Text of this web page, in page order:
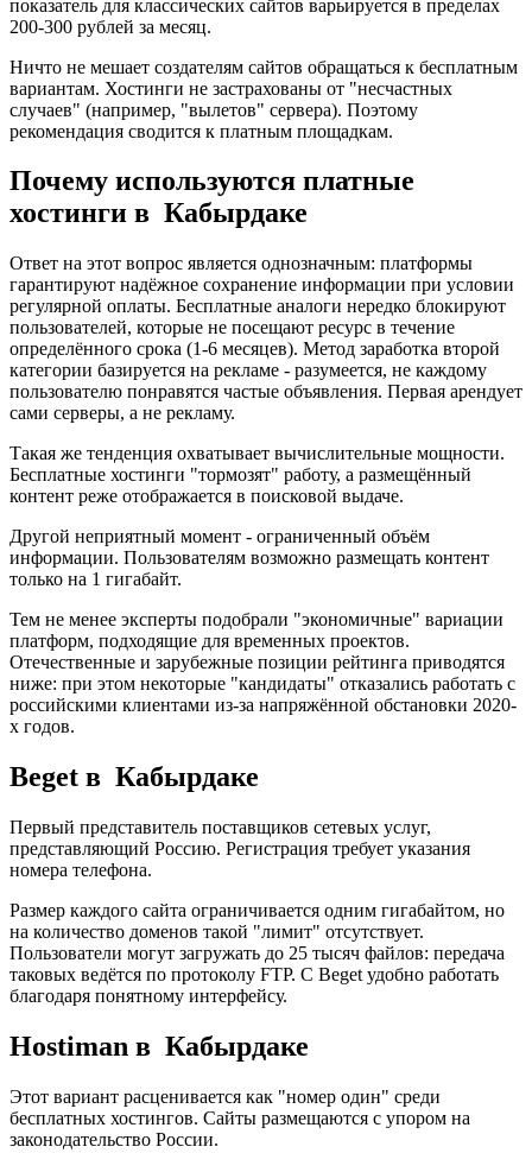
показатель для классических сайтов варьируется в пределах
200-300 рублей за месяц.
Ничто не мешает создателям сайтов обращаться к бесплатным
вариантам. Хостинги не застрахованы от "несчастных
случаев" (например, "вылетов" сервера). Поэтому
рекомендация сводится к платным площадкам.
Почему используются платные
хостинги в Кабырдаке
Ответ на этот вопрос является однозначным: платформы
гарантируют надёжное сохранение информации при условии
регулярной оплаты. Бесплатные аналоги нередко блокируют
пользователей, которые не посещают ресурс в течение
определённого срока (1-6 месяцев). Метод заработка второй
категории базируется на рекламе - разумеется, не каждому
пользователю понравятся частые объявления. Первая арендует
сами серверы, а не рекламу.
Такая же тенденция охватывает вычислительные мощности.
Бесплатные хостинги "тормозят" работу, а размещённый
контент реже отображается в поисковой выдаче.
Другой неприятный момент - ограниченный объём
информации. Пользователям возможно размещать контент
только на 1 гигабайт.
Тем не менее эксперты подобрали "экономичные" вариации
платформ, подходящие для временных проектов.
Отечественные и зарубежные позиции рейтинга приводятся
ниже: при этом некоторые "кандидаты" отказались работать с
российскими клиентами из-за напряжённой обстановки 2020-
х годов.
Beget в Кабырдаке
Первый представитель поставщиков сетевых услуг,
представляющий Россию. Регистрация требует указания
номера телефона.
Размер каждого сайта ограничивается одним гигабайтом, но
на количество доменов такой "лимит" отсутствует.
Пользователи могут загружать до 25 тысяч файлов: передача
таковых ведётся по протоколу FTP. С Beget удобно работать
благодаря понятному интерфейсу.
Hostiman в Кабырдаке
Этот вариант расценивается как "номер один" среди
бесплатных хостингов. Сайты размещаются с упором на
законодательство России.